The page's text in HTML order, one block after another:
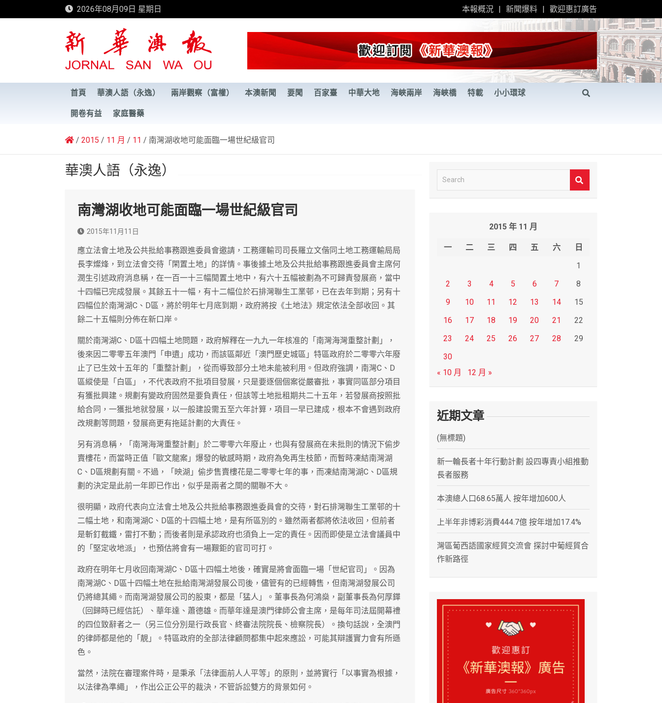
to
2026年08月09日 星期日 本報概況 新聞爆料 歡迎惠訂廣告
新華澳報
首頁 華澳人語（永逸） 兩岸觀察（富權） 本澳新聞 要聞 百家臺 中華大地 海峽兩岸 海峽橋 特載 小小環球
開卷有益 家庭醫藥
2015 11 月 11 南灣湖收地可能面臨一場世紀級官司
華澳人語（永逸）
南灣湖收地可能面臨一場世紀級官司
2015年11月11日
應立法會土地及公共批給事務跟進委員會邀請，工務運輸司司長羅立文偕同土地工務運輸局局
長李燦烽，到立法會交待「閑置土地」的詳情。事後據土地及公共批給事務跟進委員會主席何
潤生引述政府消息稱，在一百一十三幅閒置土地中，有六十五幅被劃為不可歸責發展商，當中
十四幅已完成發展。其餘五十一幅，有十二幅位於石排灣聯生工業邨，已在去年到期；另有十
四幅位於南灣湖C、D區，將於明年七月底到期，政府將按《土地法》規定依法全部收回。其
餘二十五幅則分佈在新口岸。
關於南灣湖C、D區十四幅土地問題，政府解釋在一九九一年核准的「南灣海灣重整計劃」，
後來因二零零五年澳門「申遺」成功，而該區鄰近「澳門歷史城區」特區政府於二零零六年廢
止了已生效十五年的「重整計劃」，從而導致部分土地未能被利用。但政府強調，南灣C、D
區縱使是「白區」，不代表政府不批項目發展，只是要逐個個案從嚴審批，事實同區部分項目
有獲批興建。規劃有變政府固然是要負責任，但該等土地批租期共二十五年，若發展商按照批
給合同，一獲批地就發展，以一般建設需五至六年計算，項目一早已建成，根本不會遇到政府
改規劃等問題，發展商更有拖延計劃的大責任。
另有消息稱，「南灣海灣重整計劃」於二零零六年廢止，也與有發展商在未批則的情況下偷步
賣樓花，而當時正值「歐文龍案」爆發的敏感時期，政府為免再生枝節，而暫時凍結南灣湖
C、D區規劃有關。不過，「映湖」偷步售賣樓花是二零零七年的事，而凍結南灣湖C、D區規
劃的決定是此前一年即已作出，似乎是兩者之間的關聯不大。
很明顯，政府代表向立法會土地及公共批給事務跟進委員會的交待，對石排灣聯生工業邨的十
二幅土地，和南灣湖C、D區的十四幅土地，是有所區別的。雖然兩者都將依法收回，但前者
是斬釘截鐵，雷打不動；而後者則是承認政府也須負上一定的責任。因而即使是立法會議員中
的「堅定收地派」，也預估將會有一場艱鉅的官司可打。
政府在明年七月收回南灣湖C、D區十四幅土地後，確實是將會面臨一場「世紀官司」。因為
南灣湖C、D區十四幅土地在批給南灣湖發展公司後，儘管有的已經轉售，但南灣湖發展公司
仍將總其繩。而南灣湖發展公司的股東，都是「猛人」。董事長為何鴻燊，副董事長為何厚鏵
（回歸時已經信託）、華年達、蕭德雄。而華年達是澳門律師公會主席，是每年司法屆開幕禮
的四位致辭者之一（另三位分別是行政長官、終審法院院長、檢察院長）。換句話說，全澳門
的律師都是他的「靚」。特區政府的全部法律顧問都集中起來應訟，可能其辯護實力會有所遜
色。
當然，法院在審理案件時，是秉承「法律面前人人平等」的原則，並將實行「以事實為根據，
以法律為準繩」，作出公正公平的裁決，不管訴訟雙方的背景如何。
e
2015 年 11 月
一 二 三 四 五 六
日
1
2
3 4 5 6 7
8
9
10 11 12 13 14
15
16
17 18 19 20 21
22
23
24 25 26 27 28
29
30
« 10 月
12 月 »
近期文章
(無標題)
新一輪長者十年行動計劃 設四專責小組推動
長者服務
本澳總人口68.65萬人 按年增加600人
上半年非博彩消費444.7億 按年增加17.4%
灣區葡西語國家經貿交流會 探討中葡經貿合
作新路徑